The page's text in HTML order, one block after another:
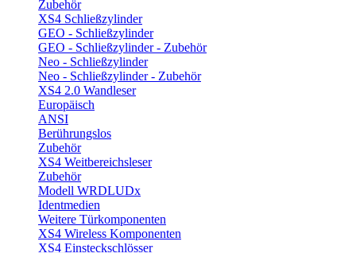
Zubehör
XS4 Schließzylinder
GEO - Schließzylinder
GEO - Schließzylinder - Zubehör
Neo - Schließzylinder
Neo - Schließzylinder - Zubehör
XS4 2.0 Wandleser
Europäisch
ANSI
Berührungslos
Zubehör
XS4 Weitbereichsleser
Zubehör
Modell WRDLUDx
Identmedien
Weitere Türkomponenten
XS4 Wireless Komponenten
XS4 Einsteckschlösser